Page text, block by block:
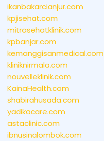
ikanbakarcianjur.com
kpjisehat.com
mitrasehatklinik.com
kpbanjar.com
kemanggisanmedical.com
kliniknirmala.com
nouvelleklinik.com
KainaHealth.com
shabirahusada.com
yadikacare.com
astaclinic.com
ibnusinalombok.com